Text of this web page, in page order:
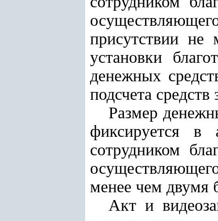
присутствии не
установки
денежных
подсчета
Размер
фиксируется в
сотрудником
менее чем двумя
Акт и